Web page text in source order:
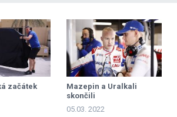
začátek
Mazepin a Uralkali
skončili
05.03. 2022